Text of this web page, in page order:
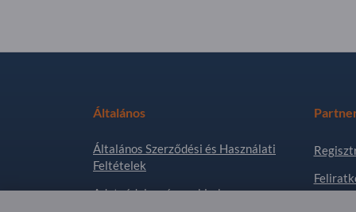
Általános
Általános Szerződési és Használati
Feltételek
Adatvédelem és cookie-k